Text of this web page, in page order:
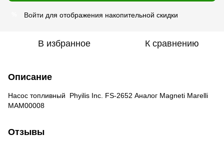
Войти для отображения накопительной скидки
В избранное К сравнению
Описание
Насос топливный Phyilis Inc. FS-2652 Аналог Magneti Marelli
MAM00008
Отзывы